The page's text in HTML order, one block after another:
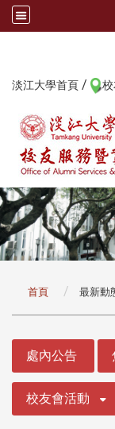
淡江大學首頁 /
首頁 最新動
處內公告
校友會活動